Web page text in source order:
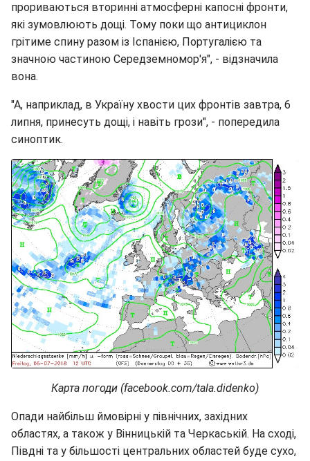
прориваються вторинні атмосферні капосні фронти,
які зумовлюють дощі. Тому поки що антициклон
грітиме спину разом із Іспанією, Португалією та
значною частиною Середземномор'я", - відзначила
вона.
"А, наприклад, в Україну хвости цих фронтів завтра, 6
липня, принесуть дощі, і навіть грози", - попередила
синоптик.
Карта погоди (facebook.com/tala.didenko)
Опади найбільш ймовірні у північних, західних
областях, а також у Вінницькій та Черкаській. На сході,
Півдні та у більшості центральних областей буде сухо,